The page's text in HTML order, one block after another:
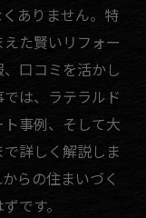
ありません。特
た賢いリフォー
口コミを活かし
は、ラテラルド
事例、そして大
詳しく解説しま
らの住まいづく
です。